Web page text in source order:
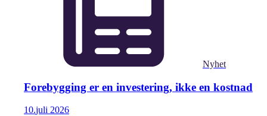
Nyhet
Forebygging er en investering, ikke en kostnad
10.juli 2026